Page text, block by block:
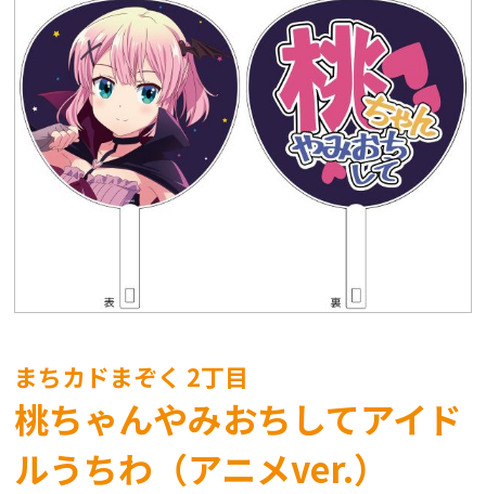
まちカドまぞく 2丁目
桃ちゃんやみおちしてアイド
ルうちわ（アニメver.）